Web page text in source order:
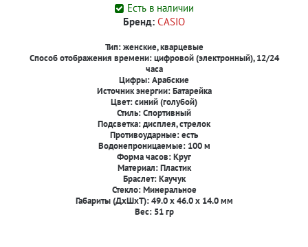
Есть в наличии
Бренд: CASIO
Тип:женские, кварцевые
Способ отображения времени:цифровой (электронный), 12/24
часа
Цифры:Арабские
Источник энергии:Батарейка
Цвет:синий (голубой)
Стиль:Спортивный
Подсветка:дисплея, стрелок
Противоударные: есть
Водонепроницаемые: 100 м
Форма часов: Круг
Материал: Пластик
Браслет: Каучук
Стекло: Минеральное
Габариты (ДxШxТ): 49.0 x 46.0 x 14.0 мм
Вес: 51 гр